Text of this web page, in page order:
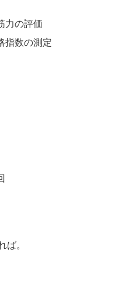
力の評価
指数の測定
ば。